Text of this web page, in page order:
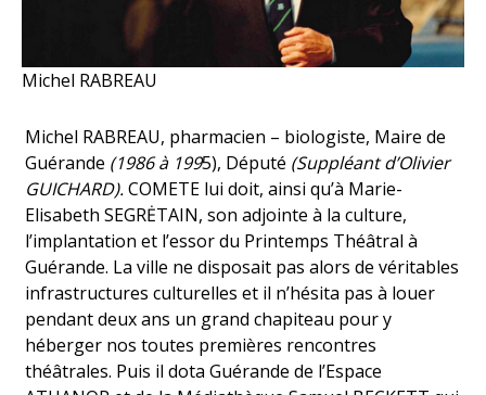
Michel RABREAU
Michel RABREAU, pharmacien – biologiste, Maire de
Guérande (1986 à 1995), Député (Suppléant d’Olivier
GUICHARD).COMETE lui doit, ainsi qu’à Marie-
Elisabeth SEGRĖTAIN, son adjointe à la culture,
l’implantation et l’essor du Printemps Théâtral à
Guérande. La ville ne disposait pas alors de véritables
infrastructures culturelles et il n’hésita pas à louer
pendant deux ans un grand chapiteau pour y
héberger nos toutes premières rencontres
théâtrales. Puis il dota Guérande de l’Espace